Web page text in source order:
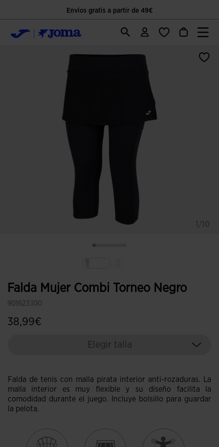
Envíos gratis a partir de 49€
Falda Mujer Combi Torneo Negro
901623.100
38,99€
Elegir talla
Falda de tenis con malla pirata interior anti-rozaduras. La
malla interior es muy flexible y su diseño facilita la
comodidad durante el juego. Incluye bolsillo para guardar
la pelota.